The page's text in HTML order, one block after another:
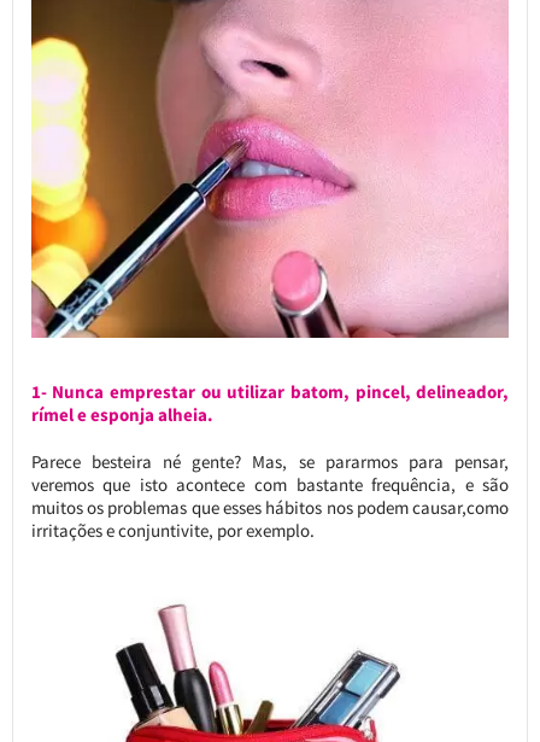
1- Nunca emprestar ou utilizar batom, pincel, delineador,
rímel e esponja alheia.
Parece besteira né gente? Mas, se pararmos para pensar,
veremos que isto acontece com bastante frequência, e são
muitos os problemas que esses hábitos nos podem causar,como
irritações e conjuntivite, por exemplo.